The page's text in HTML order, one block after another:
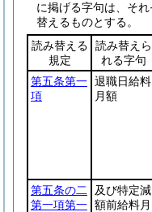
に掲げる字句は、そ
替えるものとする。
読み替える
規定
読み替えら
れる字句
第五条第一
項
退職日給料
月額
第五条の二
第一項第一
及び特定減
額前給料月